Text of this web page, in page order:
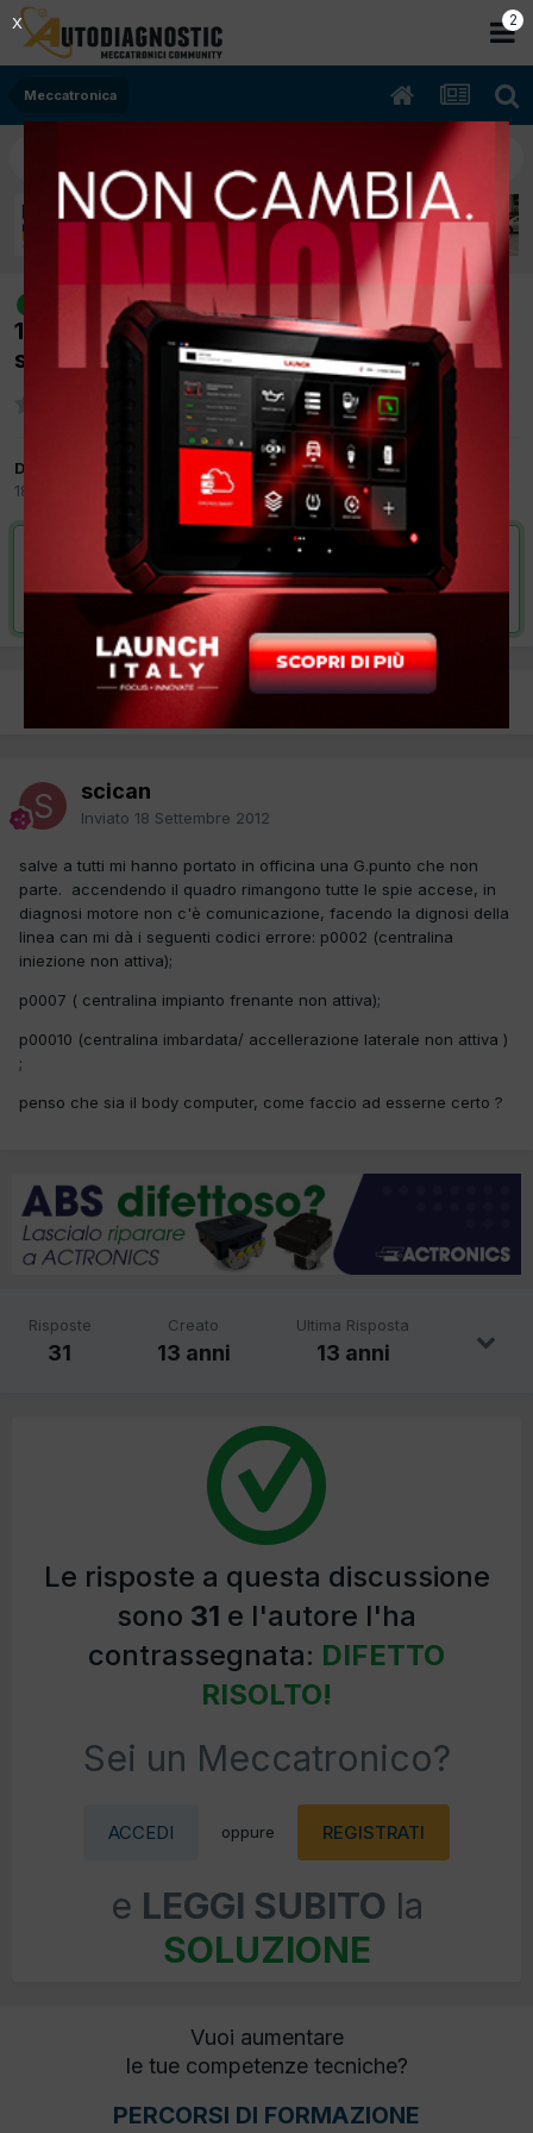
Meccatronica
[grande punto 09/2009 1242cc
199a4000 48Kw Benzina] spie quadro
strumento tutte accese
Da scican
18 Settembre 2012
Meccatronica
VAI ALLA SOLUZIONE
Risolta da scican,19 Settembre 2012
scican
Inviato 18 Settembre 2012
salve a tutti mi hanno portato in officina una G.punto che non
parte. accendendo il quadro rimangono tutte le spie accese, in
diagnosi motore non c'è comunicazione, facendo la dignosi della
linea can mi dà i seguenti codici errore: p0002 (centralina
iniezione non attiva);
p0007 ( centralina impianto frenante non attiva);
p00010 (centralina imbardata/ accellerazione laterale non attiva )
;
penso che sia il body computer, come faccio ad esserne certo ?
Risposte
31
Creato
13 anni
Ultima Risposta
13 anni
Le risposte a questa discussione
sono 31 e l'autore l'ha
contrassegnata: DIFETTO
RISOLTO!
Sei un Meccatronico?
ACCEDI oppure REGISTRATI
e LEGGI SUBITO la
SOLUZIONE
Vuoi aumentare
le tue competenze tecniche?
PERCORSI DI FORMAZIONE
1
X